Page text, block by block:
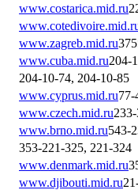
www.costarica.mid.ru
www.zagreb.mid.ru
www.cuba.mid.ru204-
204-10-74, 204-10-85
www.cyprus.mid.ru77-
www.czech.mid.ru
www.brno.mid.ru543-
353-221-325, 221-324
www.denmark.mid.ru
www.djibouti.mid.ru